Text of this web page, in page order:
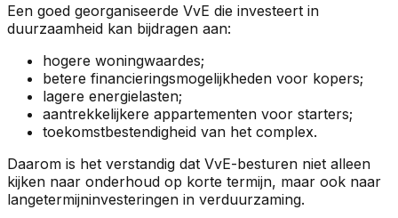
Een goed georganiseerde VvE die investeert in
duurzaamheid kan bijdragen aan:
hogere woningwaardes;
betere financieringsmogelijkheden voor kopers;
lagere energielasten;
aantrekkelijkere appartementen voor starters;
toekomstbestendigheid van het complex.
Daarom is het verstandig dat VvE-besturen niet alleen
kijken naar onderhoud op korte termijn, maar ook naar
langetermijninvesteringen in verduurzaming.